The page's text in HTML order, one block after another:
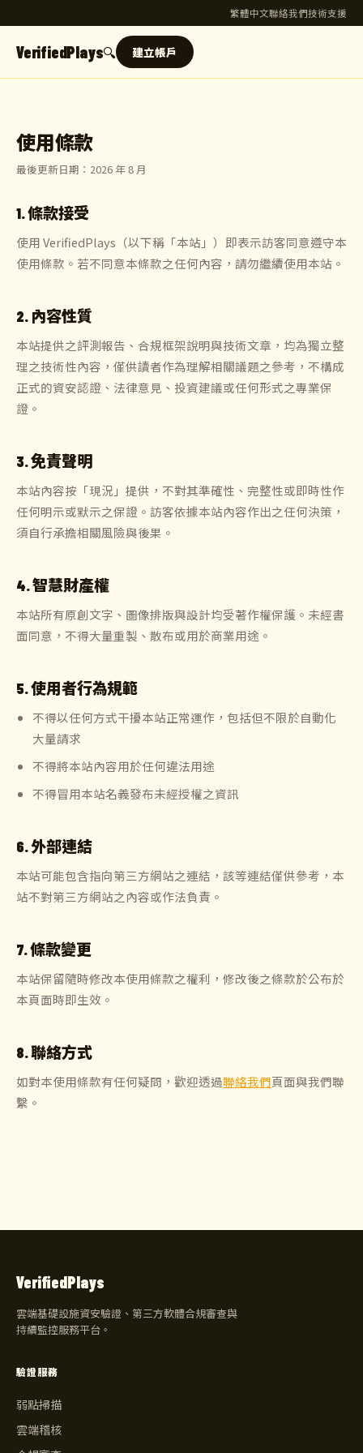
繁體中文聯絡我們技術支援
VerifiedPlays🔍 建立帳戶
使用條款
最後更新日期：2026 年 8 月
1. 條款接受
使用 VerifiedPlays（以下稱「本站」）即表示訪客同意遵守本
使用條款。若不同意本條款之任何內容，請勿繼續使用本站。
2. 內容性質
本站提供之評測報告、合規框架說明與技術文章，均為獨立整
理之技術性內容，僅供讀者作為理解相關議題之參考，不構成
正式的資安認證、法律意見、投資建議或任何形式之專業保
證。
3. 免責聲明
本站內容按「現況」提供，不對其準確性、完整性或即時性作
任何明示或默示之保證。訪客依據本站內容作出之任何決策，
須自行承擔相關風險與後果。
4. 智慧財產權
本站所有原創文字、圖像排版與設計均受著作權保護。未經書
面同意，不得大量重製、散布或用於商業用途。
5. 使用者行為規範
不得以任何方式干擾本站正常運作，包括但不限於自動化
大量請求
不得將本站內容用於任何違法用途
不得冒用本站名義發布未經授權之資訊
6. 外部連結
本站可能包含指向第三方網站之連結，該等連結僅供參考，本
站不對第三方網站之內容或作法負責。
7. 條款變更
本站保留隨時修改本使用條款之權利，修改後之條款於公布於
本頁面時即生效。
8. 聯絡方式
如對本使用條款有任何疑問，歡迎透過聯絡我們頁面與我們聯
繫。
VerifiedPlays
雲端基礎設施資安驗證、第三方軟體合規審查與
持續監控服務平台。
驗證服務
弱點掃描
雲端稽核